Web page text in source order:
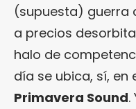
(supuesta) guerra
a precios
halo de
día se ubica, sí, en
Primavera Sound.